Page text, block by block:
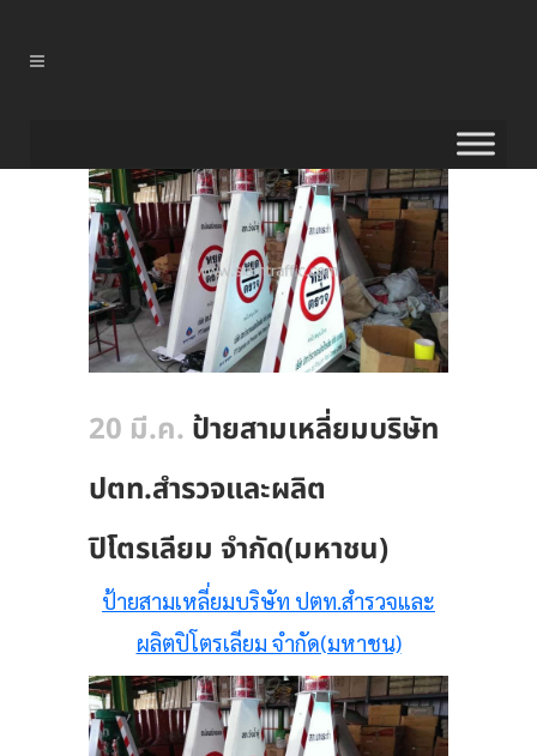
20 มี.ค. ป้ายสามเหลี่ยมบริษัท
ปตท.สำรวจและผลิต
ปิโตรเลียม จำกัด(มหาชน)
ป้ายสามเหลี่ยมบริษัท ปตท.สำรวจและ
ผลิตปิโตรเลียม จำกัด(มหาชน)